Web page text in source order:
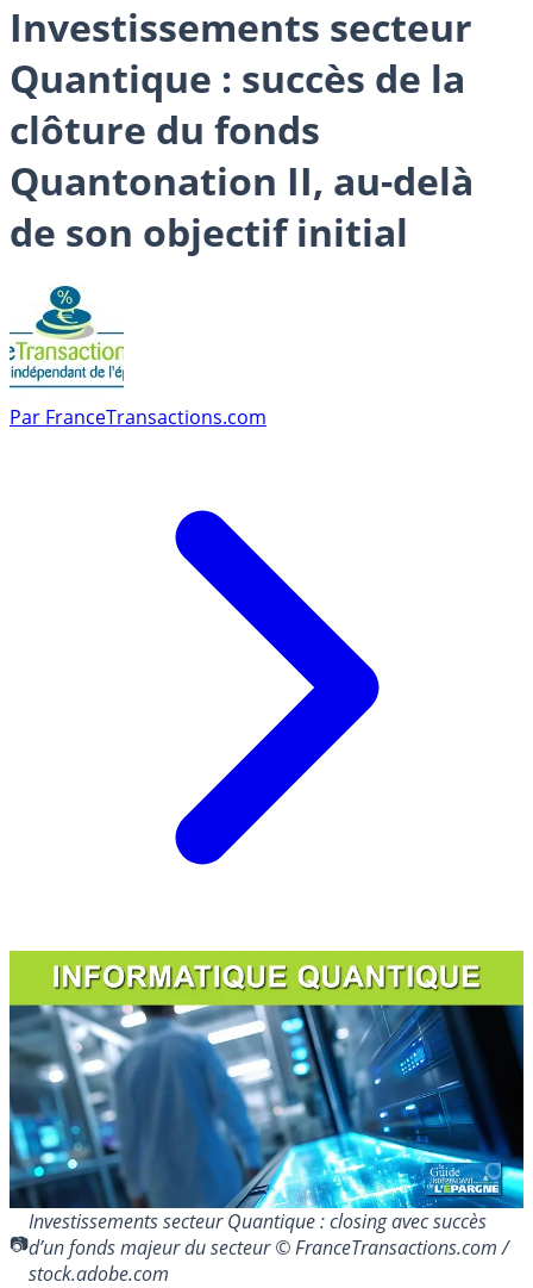
Investissements secteur
Quantique : succès de la
clôture du fonds
Quantonation II, au-delà
de son objectif initial
Par FranceTransactions.com
Investissements secteur Quantique : closing avec succès
d’un fonds majeur du secteur © FranceTransactions.com /
stock.adobe.com